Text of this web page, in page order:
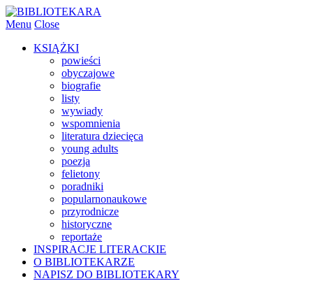
Menu Close
KSIĄŻKI
powieści
obyczajowe
biografie
listy
wywiady
wspomnienia
literatura dziecięca
young adults
poezja
felietony
poradniki
popularnonaukowe
przyrodnicze
historyczne
reportaże
INSPIRACJE LITERACKIE
O BIBLIOTEKARZE
NAPISZ DO BIBLIOTEKARY